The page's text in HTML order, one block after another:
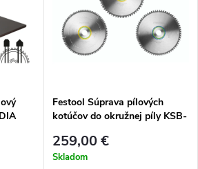
Festool Súprava pílových
kotúčov do okružnej píly KSB-
259,00 €
Skladom